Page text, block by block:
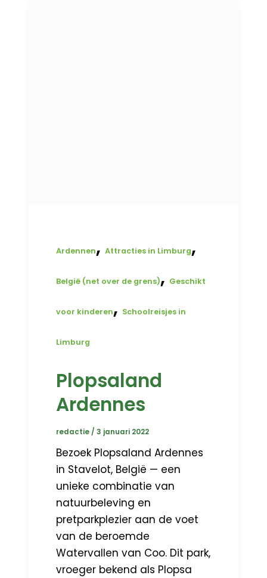
Ardennen,Attracties in Limburg,
België (net over de grens), Geschikt
voor kinderen, Schoolreisjes in
Limburg
Plopsaland
Ardennes
redactie/3 januari 2022
Bezoek Plopsaland Ardennes
in Stavelot, België — een
unieke combinatie van
natuurbeleving en
pretparkplezier aan de voet
van de beroemde
Watervallen van Coo. Dit park,
vroeger bekend als Plopsa